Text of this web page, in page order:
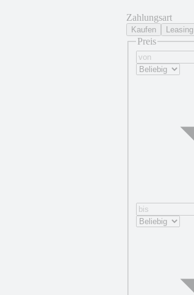
Zahlungsart
Kaufen Leasing
Preis